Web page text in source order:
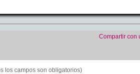
Compartir con
los campos son obligatorios)